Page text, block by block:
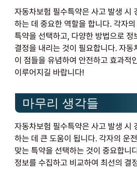
자동차보험 필수특약은 사고 발생 시
하는 데 중요한 역할을 합니다. 각자
특약을 선택하고, 다양한 방법으로 정
결정을 내리는 것이 필요합니다. 자동
이 점들을 유념하여 안전하고 효과적
이루어지길 바랍니다!
마무리 생각들
자동차보험 필수특약은 사고 발생 시
하는 데 큰 도움이 됩니다. 각자의 운
맞는 특약을 선택하는 것이 중요합니
정보를 수집하고 비교하여 최선의 결